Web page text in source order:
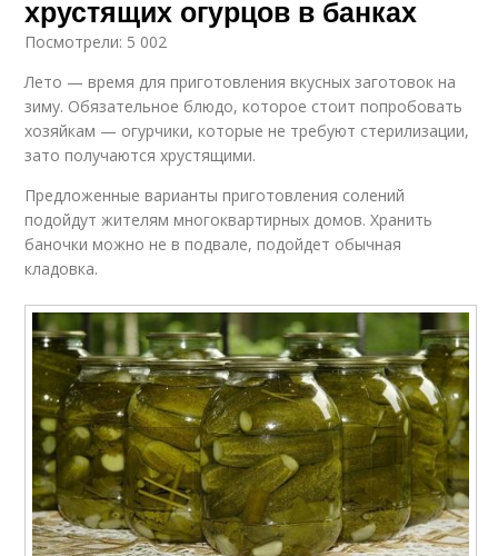
хрустящих огурцов в банках
Посмотрели: 5 002
Лето — время для приготовления вкусных заготовок на
зиму. Обязательное блюдо, которое стоит попробовать
хозяйкам — огурчики, которые не требуют стерилизации,
зато получаются хрустящими.
Предложенные варианты приготовления солений
подойдут жителям многоквартирных домов. Хранить
баночки можно не в подвале, подойдет обычная
кладовка.